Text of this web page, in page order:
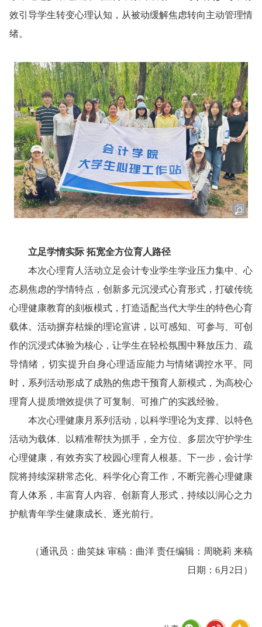
效引导学生转变心理认知，从被动缓解焦虑转向主动管理情
绪。
立足学情实际 拓宽全方位育人路径
本次心理育人活动立足会计专业学生学业压力集中、心
态易焦虑的学情特点，创新多元沉浸式心育形式，打破传统
心理健康教育的刻板模式，打造适配当代大学生的特色心育
载体。活动摒弃枯燥的理论宣讲，以可感知、可参与、可创
作的沉浸式体验为核心，让学生在轻松氛围中释放压力、疏
导情绪，切实提升自身心理适应能力与情绪调控水平。同
时，系列活动形成了成熟的焦虑干预育人新模式，为高校心
理育人提质增效提供了可复制、可推广的实践经验。
本次心理健康月系列活动，以科学理论为支撑、以特色
活动为载体、以精准帮扶为抓手，全方位、多层次守护学生
心理健康，有效夯实了校园心理育人根基。下一步，会计学
院将持续深耕常态化、科学化心育工作，不断完善心理健康
育人体系，丰富育人内容、创新育人形式，持续以润心之力
护航青年学生健康成长、逐光前行。
（通讯员：曲笑妹 审稿：曲洋 责任编辑：周晓莉 来稿
日期：6月2日）